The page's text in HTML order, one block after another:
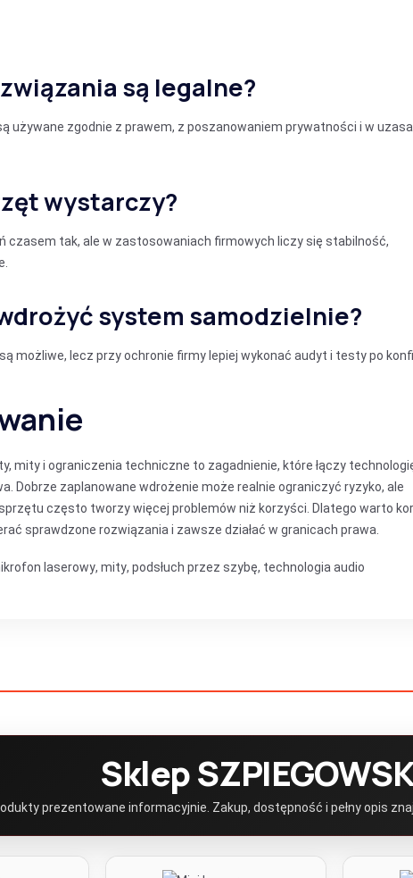
są legalne?
używane zgodnie z prawem, z poszanowaniem prywatności i w
wystarczy?
czasem tak, ale w zastosowaniach firmowych liczy się stabilność,
system samodzielnie?
możliwe, lecz przy ochronie firmy lepiej wykonać audyt i testy po
mity i ograniczenia techniczne to zagadnienie, które łączy
Dobrze zaplanowane wdrożenie może realnie ograniczyć ryzyko, ale
często tworzy więcej problemów niż korzyści. Dlatego warto
sprawdzone rozwiązania i zawsze działać w granicach prawa.
laserowy, mity, podsłuch przez szybę, technologia audio
Sklep
prezentowane informacyjnie. Zakup, dostępność i pełny opis